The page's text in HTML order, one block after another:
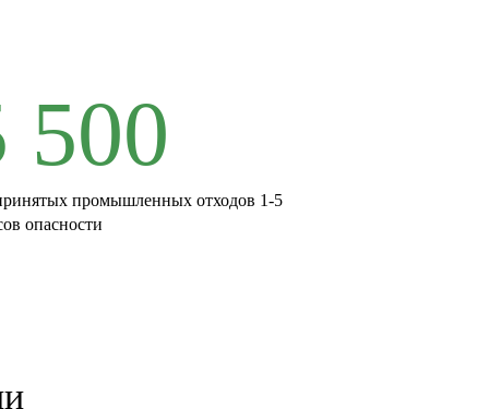
500
промышленных отходов 1-5
опасности